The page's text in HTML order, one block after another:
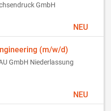
GmbH
NEU
(m/w/d)
GmbH Niederlassung
NEU